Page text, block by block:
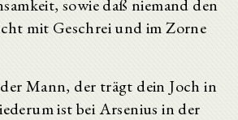
sowie daß niemand den
mit Geschrei und im Zorne
der Mann, der trägt dein Joch in
ist bei Arsenius in der